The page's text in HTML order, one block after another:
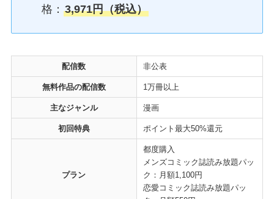
格：3,971円（税込）
配信数 非公表
無料作品の配信数 1万冊以上
主なジャンル 漫画
初回特典 ポイント最大50%還元
プラン
都度購入
メンズコミック誌読み放題パッ
ク：月額1,100円
恋愛コミック誌読み放題パッ